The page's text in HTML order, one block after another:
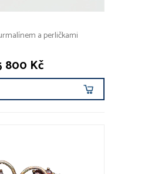
a perličkami
800 Kč